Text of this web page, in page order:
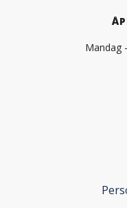
Mandag